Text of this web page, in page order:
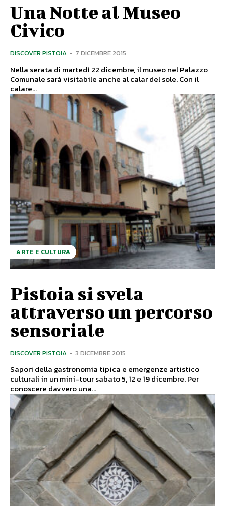
Una Notte al Museo
Civico
DISCOVER PISTOIA - 7 DICEMBRE 2015
Nella serata di martedì 22 dicembre, il museo nel Palazzo
Comunale sarà visitabile anche al calar del sole. Con il
calare...
ARTE E CULTURA
Pistoia si svela
attraverso un percorso
sensoriale
DISCOVER PISTOIA - 3 DICEMBRE 2015
Sapori della gastronomia tipica e emergenze artistico
culturali in un mini-tour sabato 5, 12 e 19 dicembre. Per
conoscere davvero una...